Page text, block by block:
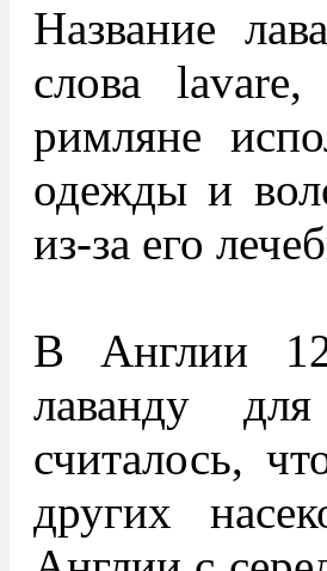
Название
слова
римляне
одежды и
из-за его
В Англии
лаванду
считалось,
других